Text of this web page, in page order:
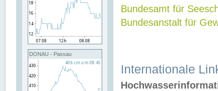
DONAU - Passau
Bundesamt für
Bundesanstalt für
Internationale